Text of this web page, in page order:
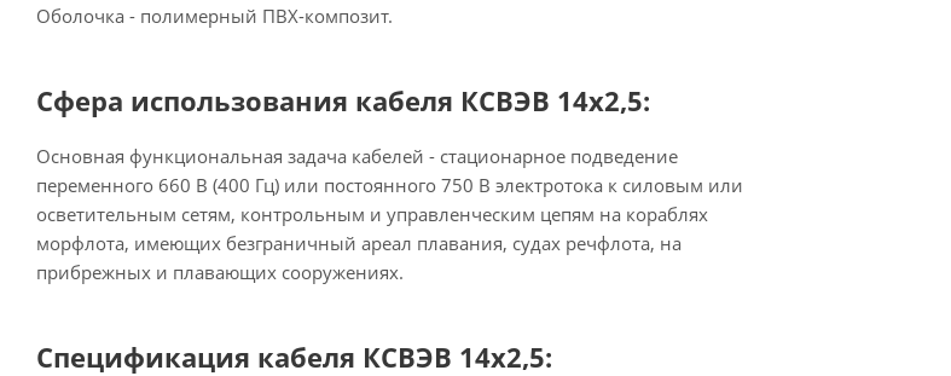
Оболочка - полимерный ПВХ-композит.
Сфера использования кабеля КСВЭВ 14х2,5:
Основная функциональная задача кабелей - стационарное подведение
переменного 660 В (400 Гц) или постоянного 750 В электротока к силовым или
осветительным сетям, контрольным и управленческим цепям на кораблях
морфлота, имеющих безграничный ареал плавания, судах речфлота, на
прибрежных и плавающих сооружениях.
Спецификация кабеля КСВЭВ 14х2,5: